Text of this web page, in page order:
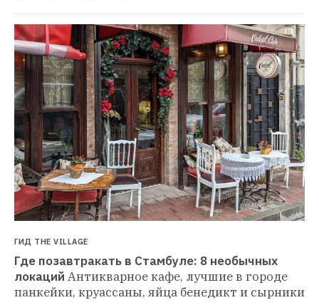
ГИД THE VILLAGE
Где позавтракать в Стамбуле: 8 необычных
локаций Антикварное кафе, лучшие в городе
панкейки, круассаны, яйца бенедикт и сырники